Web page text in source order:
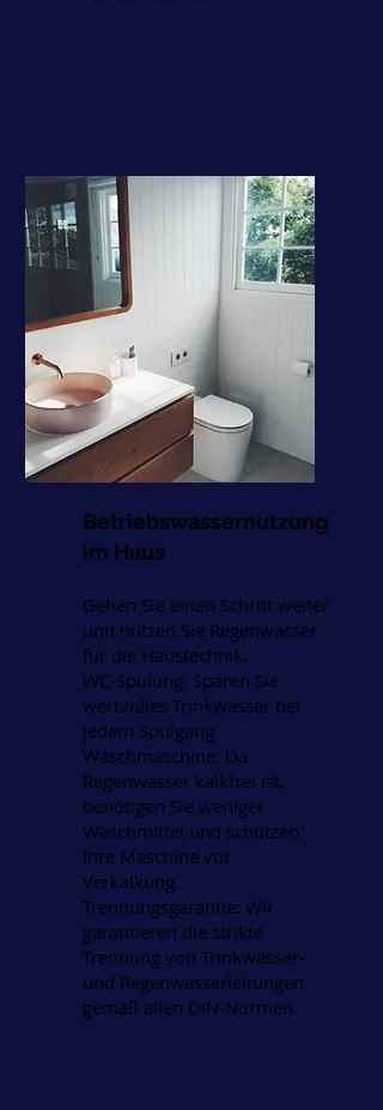
Betriebswassernutzung
im Haus
Gehen Sie einen Schritt weiter
und nutzen Sie Regenwasser
für die Haustechnik.
WC-Spülung: Sparen Sie
wertvolles Trinkwasser bei
jedem Spülgang.
Waschmaschine: Da
Regenwasser kalkfrei ist,
benötigen Sie weniger
Waschmittel und schützen
Ihre Maschine vor
Verkalkung.
Trennungsgarantie: Wir
garantieren die strikte
Trennung von Trinkwasser-
und Regenwasserleitungen
gemäß allen DIN-Normen.